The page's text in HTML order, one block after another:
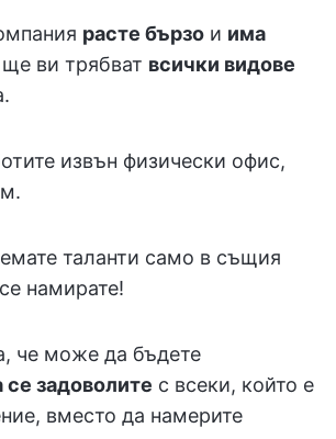
расте бързо и има
ще ви трябват всички видове
извън физически офис,
таланти само в същия
намирате!
че може да бъдете
задоволите с всеки, който е
вместо да намерите